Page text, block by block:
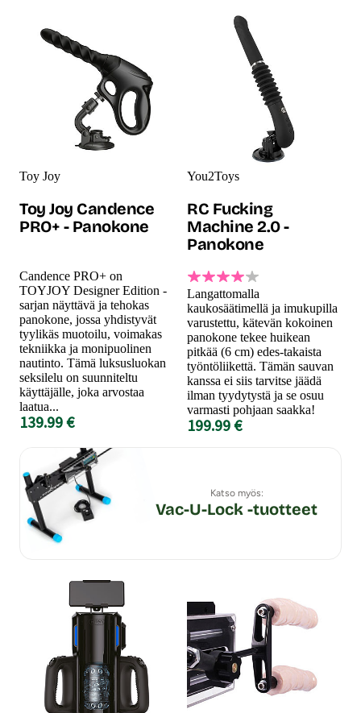
Toy Joy
Toy Joy Candence
PRO+ - Panokone
Candence PRO+ on
TOYJOY Designer Edition -
sarjan näyttävä ja tehokas
panokone, jossa yhdistyvät
tyylikäs muotoilu, voimakas
tekniikka ja monipuolinen
nautinto. Tämä luksusluokan
seksilelu on suunniteltu
käyttäjälle, joka arvostaa
laatua...
139.99 €
You2Toys
RC Fucking
Machine 2.0 -
Panokone
Langattomalla
kaukosäätimellä ja imukupilla
varustettu, kätevän kokoinen
panokone tekee huikean
pitkää (6 cm) edes-takaista
työntöliikettä. Tämän sauvan
kanssa ei siis tarvitse jäädä
ilman tyydytystä ja se osuu
varmasti pohjaan saakka!
199.99 €
Katso myös:
Vac-U-Lock -tuotteet